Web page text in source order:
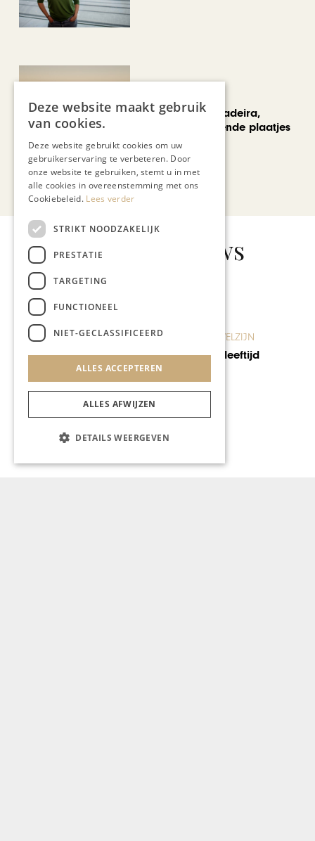
Een week op Madeira,
voorbij de bekende plaatjes
Bekijk alle artikelen
Gerelateerd nieuws
SOCIETY
Topdrukte bij netwerken op
Preuvenemint
Deze website maakt gebruik
van cookies.
Deze website gebruikt cookies om uw
gebruikerservaring te verbeteren. Door
onze website te gebruiken, stemt u in met
alle cookies in overeenstemming met ons
Cookiebeleid. Lees verder
STRIKT NOODZAKELIJK
PRESTATIE
TARGETING
FUNCTIONEEL
NIET-GECLASSIFICEERD
ALLES ACCEPTEREN
ALLES AFWIJZEN
DETAILS WEERGEVEN